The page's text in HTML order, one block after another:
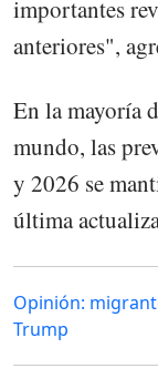
importantes
anteriores",
En la mayoría
mundo, las
y 2026 se
última
Opinión:
Trump